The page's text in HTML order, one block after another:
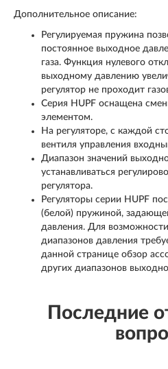
Дополнительное описание:
Регулируемая пружина
постоянное выходное
газа. Функция нулевого
выходному давлению
регулятор не проходит
Серия HUPF оснащена
элементом.
На регуляторе, с каждой
вентиля управления
Диапазон значений
устанавливаться
регулятора.
Регуляторы серии HUPF
(белой) пружиной,
давления. Для
диапазонов давления
данной странице обзор
других диапазонов
Последние